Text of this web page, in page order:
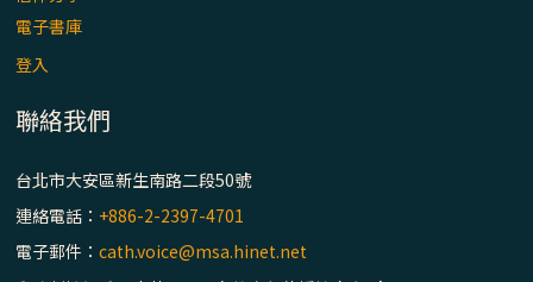
主教座堂(下)
「禧年 來~」第十四集：續談《在希望中得
救》通諭中的「希望」 / 花蓮美崙進教之佑
電子書庫
登入
聯絡我們
台北市大安區新生南路二段50號
連絡電話： +886-2-2397-4701
電子郵件：cath.voice@msa.hinet.net